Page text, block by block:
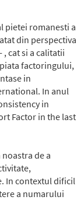
pietei romanesti a
din perspectiva
cat si a calitatii
factoringului,
in
In anul
in
Factor in the last
de a
In contextul dificil
a numarului